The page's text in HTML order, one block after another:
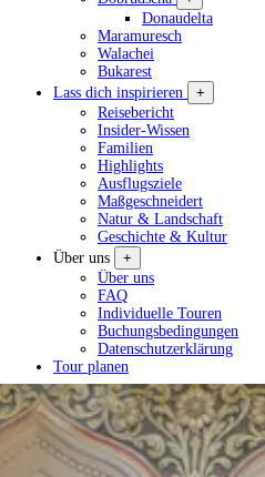
Donaudelta
Maramuresch
Walachei
Bukarest
Lass dich inspirieren
+
Reisebericht
Insider-Wissen
Familien
Highlights
Ausflugsziele
Maßgeschneidert
Natur & Landschaft
Geschichte & Kultur
Über uns
+
Über uns
FAQ
Individuelle Touren
Buchungsbedingungen
Datenschutzerklärung
Tour planen